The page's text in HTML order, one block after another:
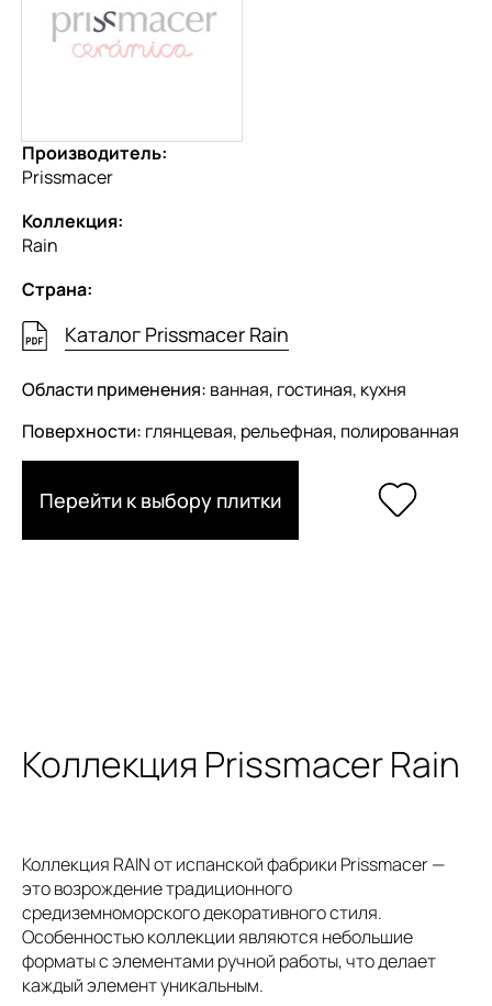
Производитель:
Prissmacer
Коллекция:
Rain
Страна:
Каталог Prissmacer Rain
Области применения: ванная, гостиная, кухня
Поверхности: глянцевая, рельефная, полированная
Перейти к выбору плитки
Коллекция Prissmacer Rain
Коллекция RAIN от испанской фабрики Prissmacer —
это возрождение традиционного
средиземноморского декоративного стиля.
Особенностью коллекции являются небольшие
форматы с элементами ручной работы, что делает
каждый элемент уникальным.